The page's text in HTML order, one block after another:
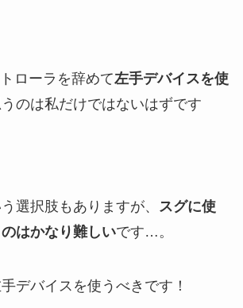
ローラを辞めて左手デバイスを使
のは私だけではないはずです
選択肢もありますが、
スグに使
はかなり難しいです…。
デバイスを使うべきです！